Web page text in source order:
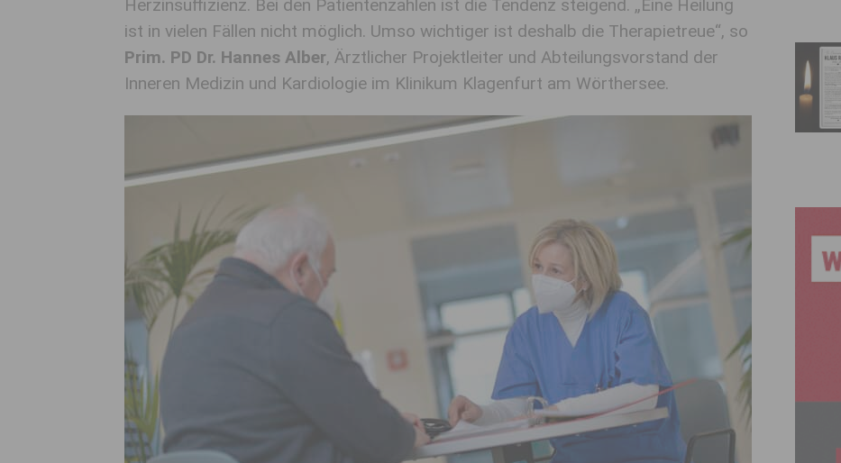
Herzinsuffizienz. Bei den Patientenzahlen ist die Tendenz steigend. „Eine Heilung
ist in vielen Fällen nicht möglich. Umso wichtiger ist deshalb die Therapietreue“, so
Prim. PD Dr. Hannes Alber, Ärztlicher Projektleiter und Abteilungsvorstand der
Inneren Medizin und Kardiologie im Klinikum Klagenfurt am Wörthersee.